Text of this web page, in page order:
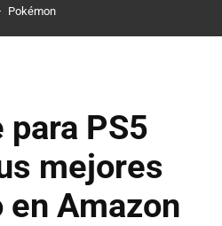
Pokémon
para PS5
mejores
Amazon